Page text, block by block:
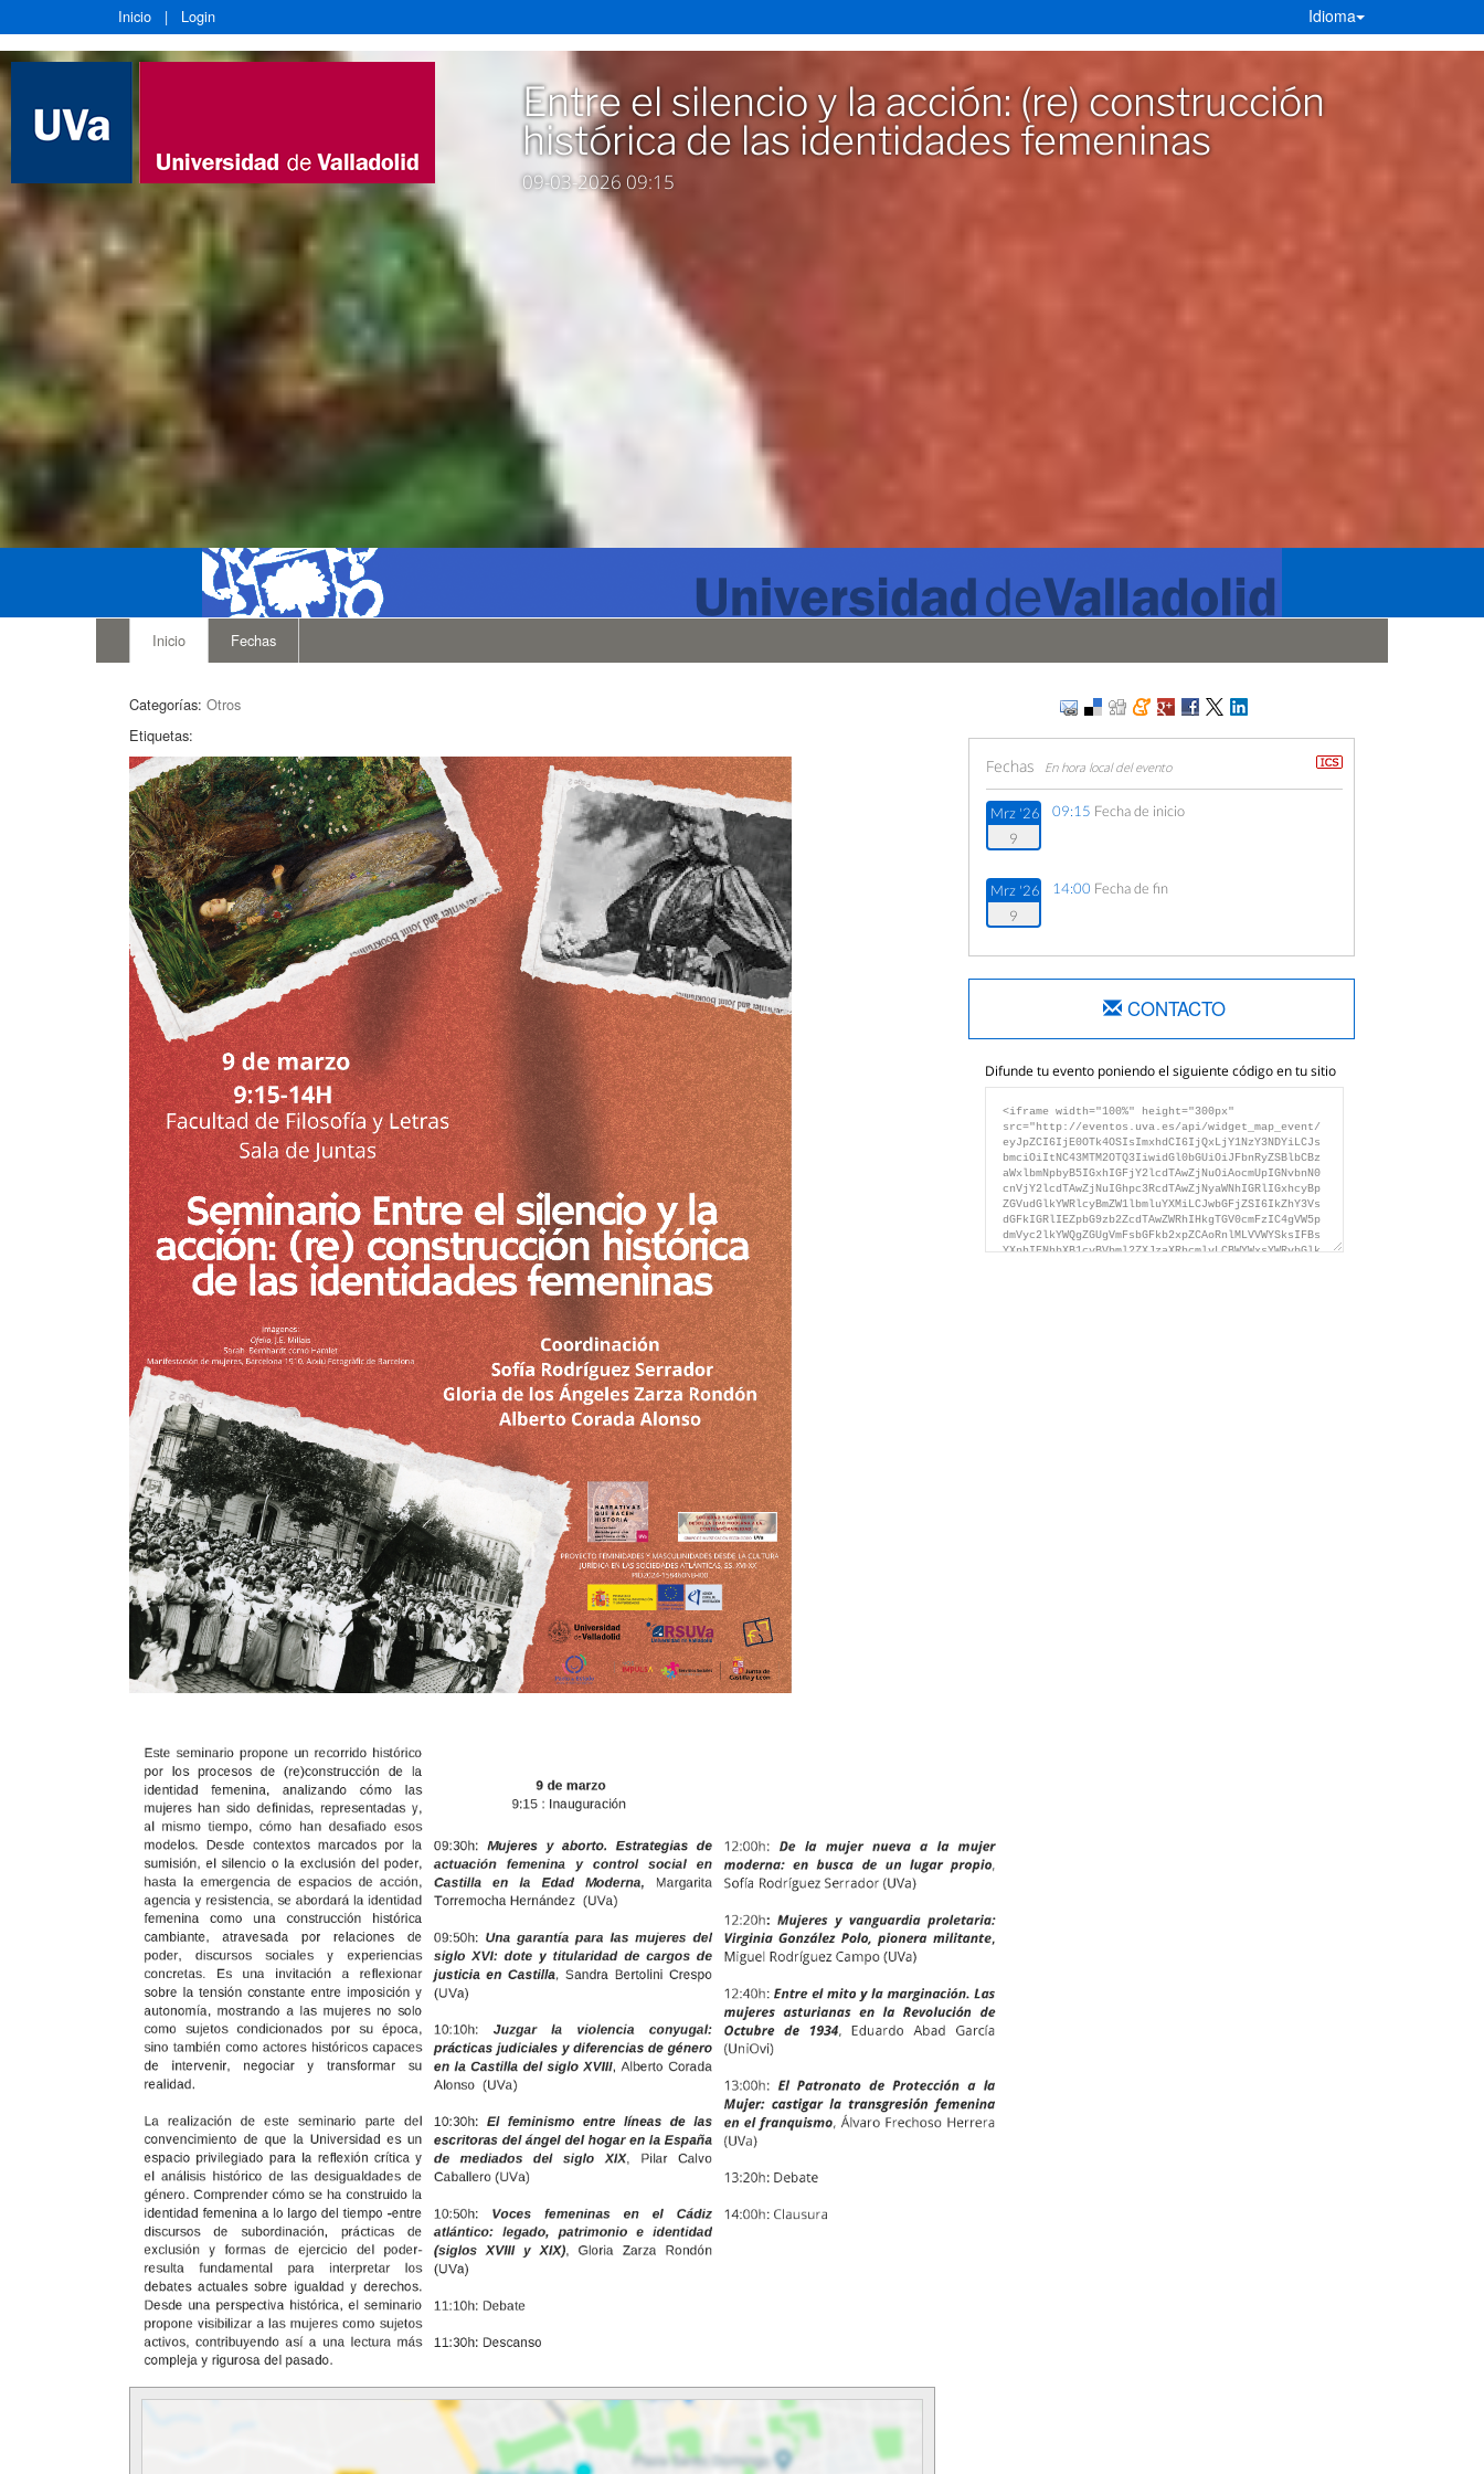
Inicio | Login Idioma
Entre el silencio y la acción: (re) construcción
histórica de las identidades femeninas
09-03-2026 09:15
Inicio Fechas
Categorías: Otros
Etiquetas:
Fechas
En hora local del evento
Mrz '26
9
09:15 Fecha de inicio
Mrz '26
9
14:00 Fecha de fin
CONTACTO
Difunde tu evento poniendo el siguiente código en tu sitio